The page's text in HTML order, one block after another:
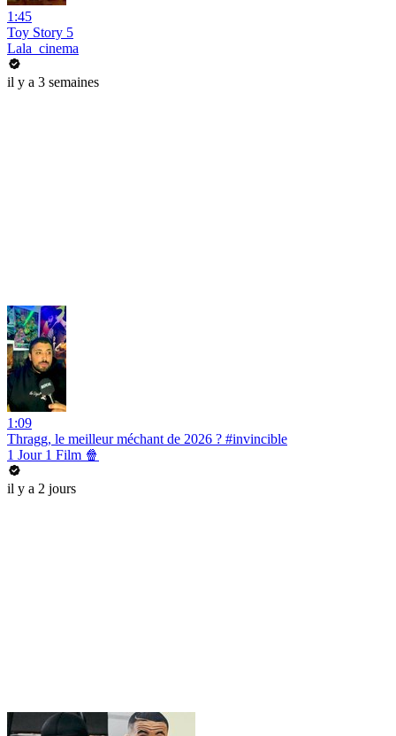
1:45
Toy Story 5
Lala_cinema
il y a 3 semaines
1:09
Thragg, le meilleur méchant de 2026 ? #invincible
1 Jour 1 Film 🍿
il y a 2 jours